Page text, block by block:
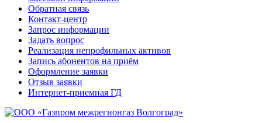
Обратная связь
Контакт-центр
Запрос информации
Задать вопрос
Реализация непрофильных активов
Запись абонентов на приём
Оформление заявки
Отзыв заявки
Интернет-приемная ГД